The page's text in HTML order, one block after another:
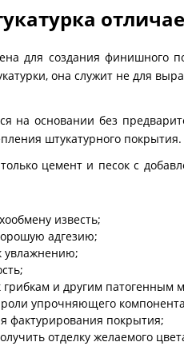
для создания
она служит не для
на основании без
штукатурного покрытия.
цемент и песок с
известь;
адгезию;
увлажнению;
и другим патогенным
упрочняющего
фактурирования покрытия;
отделку желаемого